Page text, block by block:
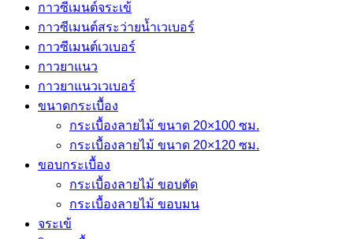
กาวซีเมนต์จระเข้
กาวซีเมนต์สระว่ายนํ้าเวเบอร์
กาวซีเมนต์เวเบอร์
กาวยาแนว
กาวยาแนวเวเบอร์
ขนาดกระเบื้อง
กระเบื้องลายไม้ ขนาด 20×100 ซม.
กระเบื้องลายไม้ ขนาด 20×120 ซม.
ขอบกระเบื้อง
กระเบื้องลายไม้ ขอบตัด
กระเบื้องลายไม้ ขอบมน
จระเข้